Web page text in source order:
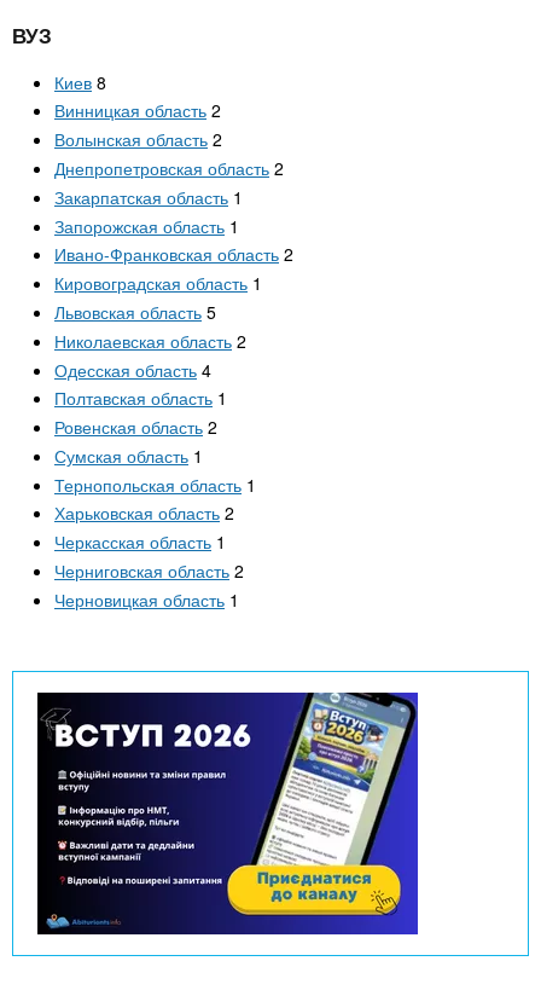
ВУЗ
Киев 8
Винницкая область 2
Волынская область 2
Днепропетровская область 2
Закарпатская область 1
Запорожская область 1
Ивано-Франковская область 2
Кировоградская область 1
Львовская область 5
Николаевская область 2
Одесская область 4
Полтавская область 1
Ровенская область 2
Сумская область 1
Тернопольская область 1
Харьковская область 2
Черкасская область 1
Черниговская область 2
Черновицкая область 1